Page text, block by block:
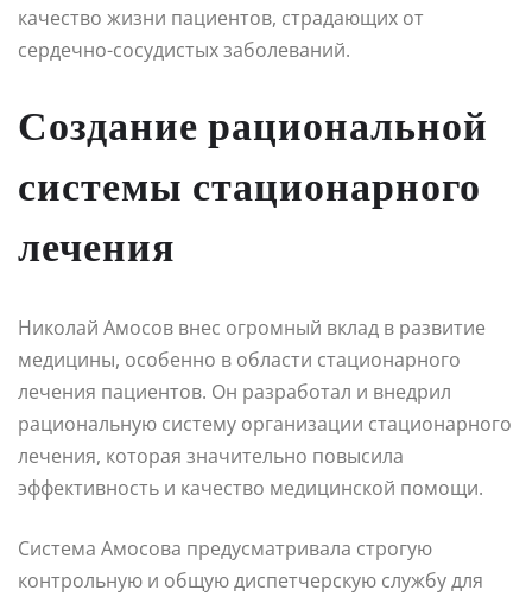
качество жизни пациентов, страдающих от
сердечно-сосудистых заболеваний.
Создание рациональной
системы стационарного
лечения
Николай Амосов внес огромный вклад в развитие
медицины, особенно в области стационарного
лечения пациентов. Он разработал и внедрил
рациональную систему организации стационарного
лечения, которая значительно повысила
эффективность и качество медицинской помощи.
Система Амосова предусматривала строгую
контрольную и общую диспетчерскую службу для